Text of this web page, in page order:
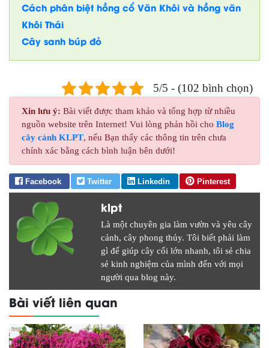
Cách phân biệt hồng cổ Văn Khôi và hồng văn
Khôi Thái
Cây sanh búp đỏ
5/5 - (102 bình chọn)
Xin lưu ý: Bài viết được tham khảo và tổng hợp từ nhiều
nguồn website trên Internet! Vui lòng phản hồi cho Blog
cây cảnh KLPT, nếu Bạn thấy các thông tin trên chưa
chính xác bằng cách bình luận bên dưới!
Facebook Twitter Linkedin Pinterest
klpt
Là một chuyên gia làm vườn và yêu cây
cảnh, cây phong thủy. Tôi biết phải làm
gì để giúp cây cối lớn nhanh, tôi sẻ chia
sẻ kinh nghiệm của mình đến với mọi
người qua blog này.
Bài viết liên quan